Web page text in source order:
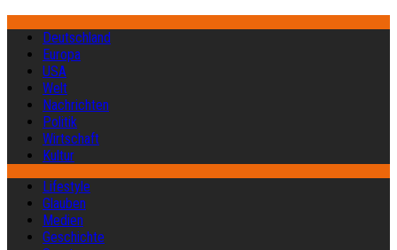
Deutschland
Europa
USA
Welt
Nachrichten
Politik
Wirtschaft
Kultur
Lifestyle
Glauben
Medien
Geschichte